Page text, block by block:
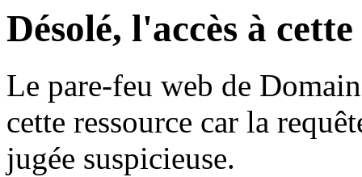
Désolé, l'accès à
Le pare-feu web de
cette ressource car la
jugée suspicieuse.